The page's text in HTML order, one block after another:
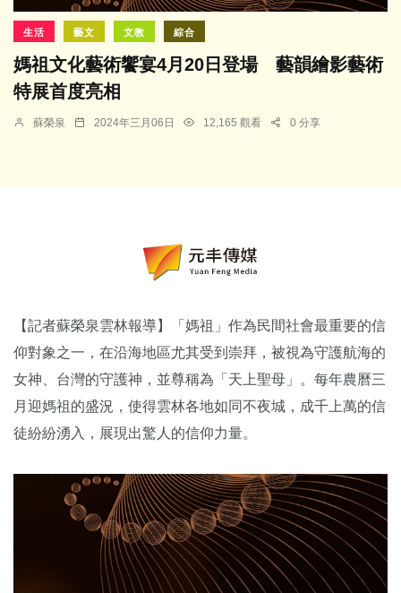
生活 藝文 文教 綜合
媽祖文化藝術饗宴4月20日登場 藝韻繪影藝術
特展首度亮相
蘇榮泉 2024年三月06日 12,165 觀看 0 分享
【記者蘇榮泉雲林報導】「媽祖」作為民間社會最重要的信
仰對象之一，在沿海地區尤其受到崇拜，被視為守護航海的
女神、台灣的守護神，並尊稱為「天上聖母」。每年農曆三
月迎媽祖的盛況，使得雲林各地如同不夜城，成千上萬的信
徒紛紛湧入，展現出驚人的信仰力量。